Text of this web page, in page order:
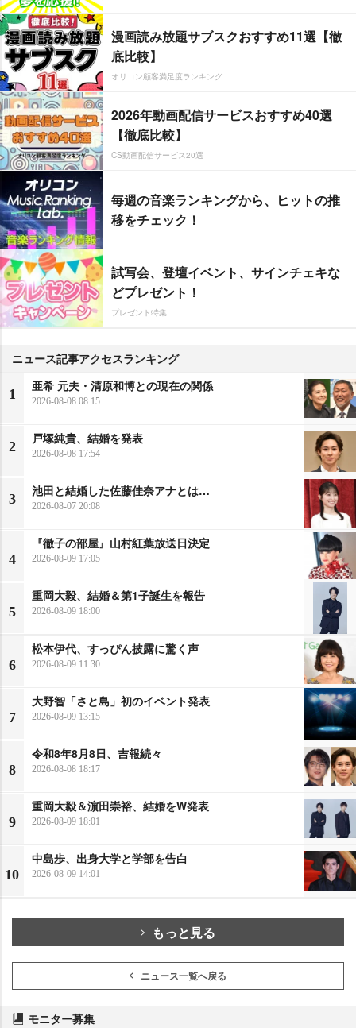
漫画読み放題サブスクおすすめ11選【徹
底比較】
オリコン顧客満足度ランキング
2026年動画配信サービスおすすめ40選
【徹底比較】
CS動画配信サービス20選
毎週の音楽ランキングから、ヒットの推
移をチェック！
試写会、登壇イベント、サインチェキな
どプレゼント！
プレゼント特集
ニュース記事アクセスランキング
1
亜希 元夫・清原和博との現在の関係
2026-08-08 08:15
2
戸塚純貴、結婚を発表
2026-08-08 17:54
3
池田と結婚した佐藤佳奈アナとは…
2026-08-07 20:08
4
『徹子の部屋』山村紅葉放送日決定
2026-08-09 17:05
5
重岡大毅、結婚＆第1子誕生を報告
2026-08-09 18:00
6
松本伊代、すっぴん披露に驚く声
2026-08-09 11:30
7
大野智「さと島」初のイベント発表
2026-08-09 13:15
8
令和8年8月8日、吉報続々
2026-08-08 18:17
9
重岡大毅＆濵田崇裕、結婚をW発表
2026-08-09 18:01
10
中島歩、出身大学と学部を告白
2026-08-09 14:01
もっと見る
ニュース一覧へ戻る
モニター募集